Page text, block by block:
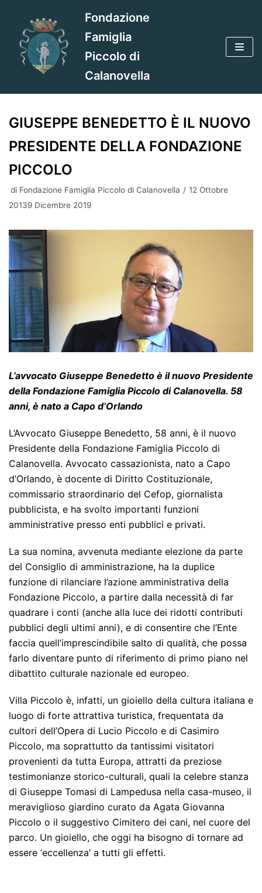
contenuto
Fondazione
Famiglia
Piccolo di
Calanovella
GIUSEPPE BENEDETTO È IL NUOVO
PRESIDENTE DELLA FONDAZIONE
PICCOLO
di Fondazione Famiglia Piccolo di Calanovella
12 Ottobre
20139 Dicembre 2019
L’avvocato Giuseppe Benedetto è il nuovo Presidente
della Fondazione Famiglia Piccolo di Calanovella. 58
anni, è nato a Capo d’Orlando
L’Avvocato Giuseppe Benedetto, 58 anni, è il nuovo
Presidente della Fondazione Famiglia Piccolo di
Calanovella. Avvocato cassazionista, nato a Capo
d’Orlando, è docente di Diritto Costituzionale,
commissario straordinario del Cefop, giornalista
pubblicista, e ha svolto importanti funzioni
amministrative presso enti pubblici e privati.
La sua nomina, avvenuta mediante elezione da parte
del Consiglio di amministrazione, ha la duplice
funzione di rilanciare l’azione amministrativa della
Fondazione Piccolo, a partire dalla necessità di far
quadrare i conti (anche alla luce dei ridotti contributi
pubblici degli ultimi anni), e di consentire che l’Ente
faccia quell’imprescindibile salto di qualità, che possa
farlo diventare punto di riferimento di primo piano nel
dibattito culturale nazionale ed europeo.
Villa Piccolo è, infatti, un gioiello della cultura italiana e
luogo di forte attrattiva turistica, frequentata da
cultori dell’Opera di Lucio Piccolo e di Casimiro
Piccolo, ma soprattutto da tantissimi visitatori
provenienti da tutta Europa, attratti da preziose
testimonianze storico-culturali, quali la celebre stanza
di Giuseppe Tomasi di Lampedusa nella casa-museo, il
meraviglioso giardino curato da Agata Giovanna
Piccolo o il suggestivo Cimitero dei cani, nel cuore del
parco. Un gioiello, che oggi ha bisogno di tornare ad
essere ‘eccellenza’ a tutti gli effetti.